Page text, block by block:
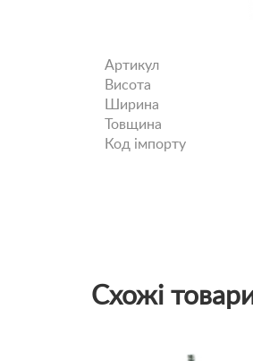
Артикул
Висота
Ширина
Товщина
Код імпорту
Схожі